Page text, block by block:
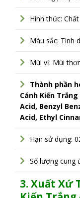
Hình thức:
Màu sắc: Tinh
Mùi vị: Mùi
Thành phần
Cánh Kiến
Acid, Benzyl
Acid, Ethyl
Hạn sử dụng:
Số lượng cung
3. Xuất Xứ